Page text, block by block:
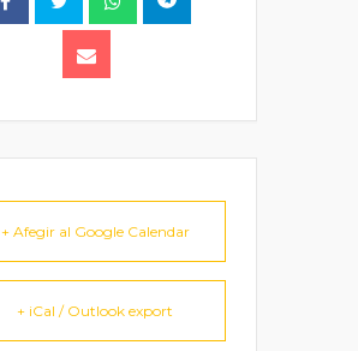
+ Afegir al Google Calendar
+ iCal / Outlook export